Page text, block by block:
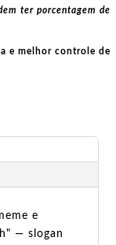
ter porcentagem de
e melhor controle de
e
— slogan